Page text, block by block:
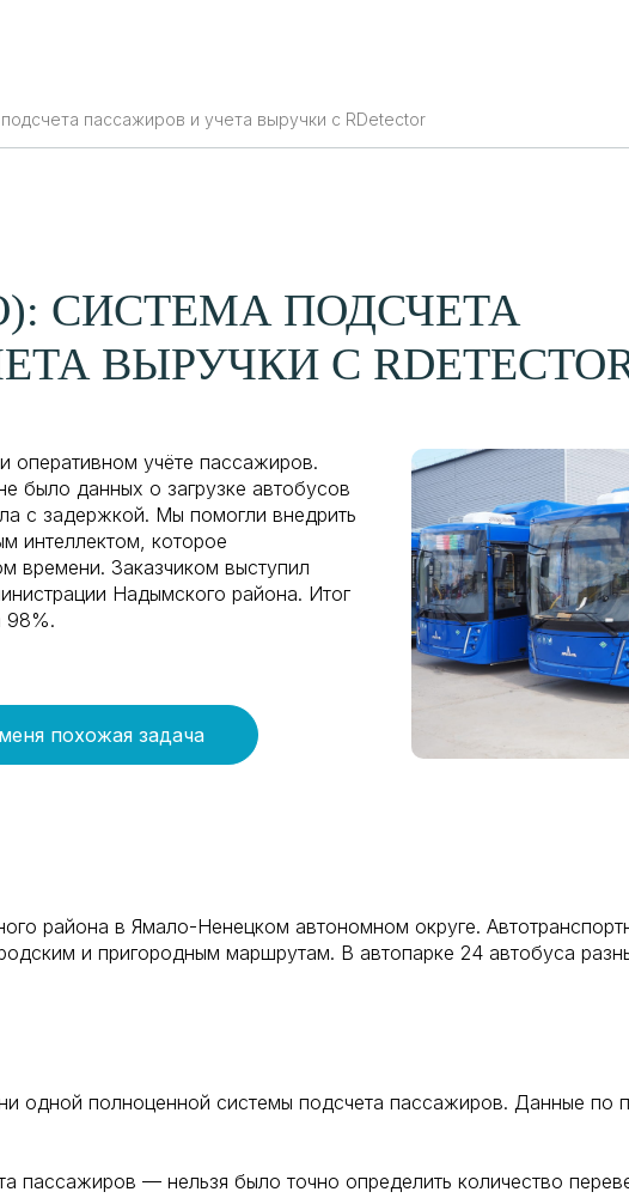
пассажиров и учета выручки с RDetector
СИСТЕМА ПОДСЧЕТА
ВЫРУЧКИ С
оперативном учёте пассажиров.
было данных о загрузке автобусов
с задержкой. Мы помогли внедрить
интеллектом, которое
времени. Заказчиком выступил
Надымского района. Итог
98%.
похожая задача
района в Ямало-Ненецком автономном округе.
и пригородным маршрутам. В автопарке 24 автобуса
одной полноценной системы подсчета пассажиров. Данные по
пассажиров — нельзя было точно определить количество